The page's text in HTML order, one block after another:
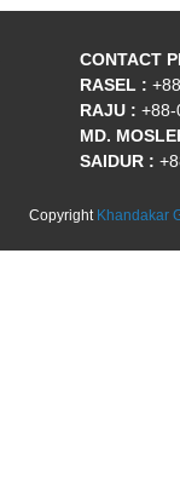
CONTACT
RASEL :
RAJU :
MD.
SAIDUR :
Copyright Khandakar